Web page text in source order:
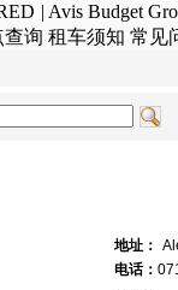
| Avis Budget
查询 租车须知 常见
地址：
电话：